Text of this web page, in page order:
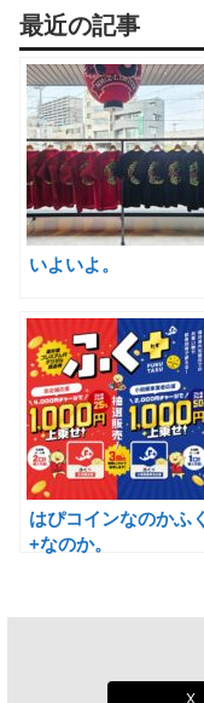
最近の記事
いよいよ。
はぴコインなのかふく
+なのか。
X